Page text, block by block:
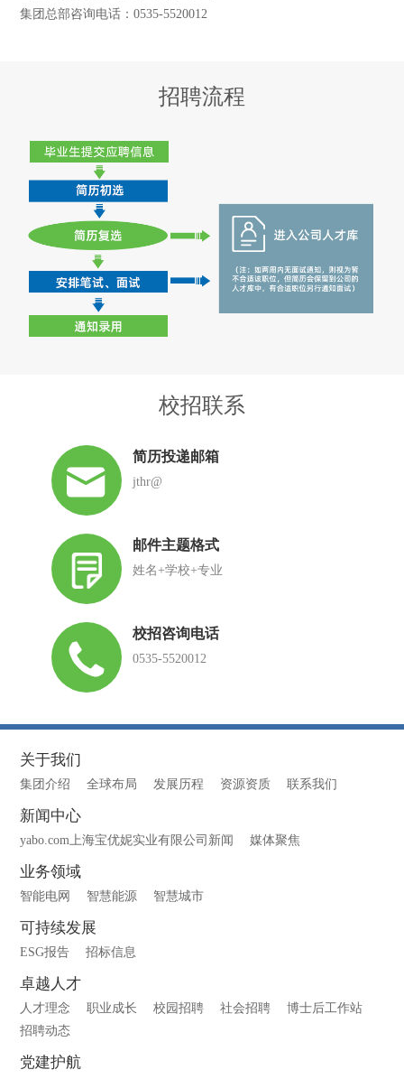
集团总部咨询电话：0535-5520012
招聘流程
校招联系
简历投递邮箱
jthr@
邮件主题格式
姓名+学校+专业
校招咨询电话
0535-5520012
关于我们
集团介绍 全球布局 发展历程 资源资质 联系我们
新闻中心
yabo.com上海宝优妮实业有限公司新闻 媒体聚焦
业务领域
智能电网 智慧能源 智慧城市
可持续发展
ESG报告 招标信息
卓越人才
人才理念 职业成长 校园招聘 社会招聘
博士后工作站
招聘动态
党建护航